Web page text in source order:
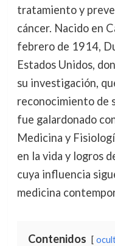
tratamiento y
cáncer. Nacido en
febrero de 1914,
Estados Unidos,
su investigación,
reconocimiento de
fue galardonado
Medicina y
en la vida y logros
cuya influencia
medicina
Contenidos